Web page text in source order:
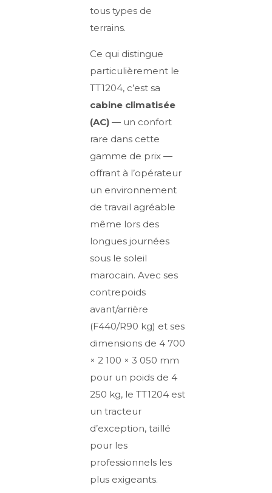
tous types de
terrains.
Ce qui distingue
particulièrement le
TT1204, c’est sa
cabine climatisée
(AC) — un confort
rare dans cette
gamme de prix —
offrant à l’opérateur
un environnement
de travail agréable
même lors des
longues journées
sous le soleil
marocain. Avec ses
contrepoids
avant/arrière
(F440/R90 kg) et ses
dimensions de 4 700
× 2 100 × 3 050 mm
pour un poids de 4
250 kg, le TT1204 est
un tracteur
d’exception, taillé
pour les
professionnels les
plus exigeants.